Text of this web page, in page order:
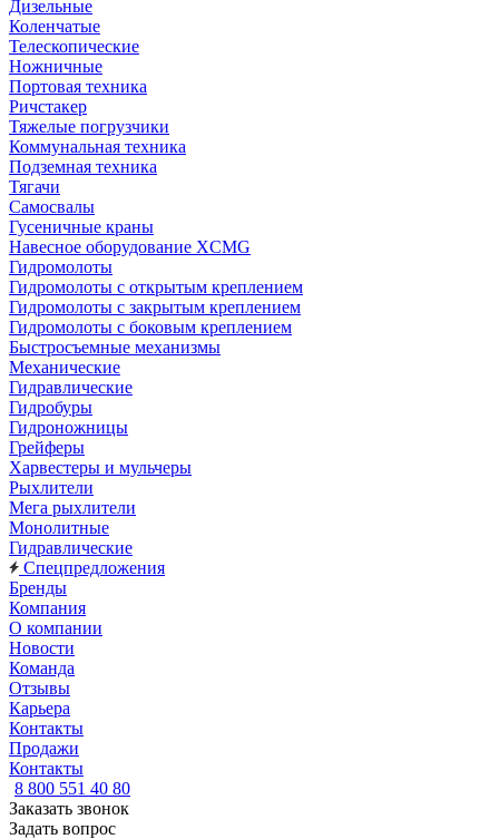
Дизельные
Коленчатые
Телескопические
Ножничные
Портовая техника
Ричстакер
Тяжелые погрузчики
Коммунальная техника
Подземная техника
Тягачи
Самосвалы
Гусеничные краны
Навесное оборудование XCMG
Гидромолоты
Гидромолоты с открытым креплением
Гидромолоты с закрытым креплением
Гидромолоты с боковым креплением
Быстросъемные механизмы
Механические
Гидравлические
Гидробуры
Гидроножницы
Грейферы
Харвестеры и мульчеры
Рыхлители
Мега рыхлители
Монолитные
Гидравлические
Спецпредложения
Бренды
Компания
О компании
Новости
Команда
Отзывы
Карьера
Контакты
Продажи
Контакты
8 800 551 40 80
Заказать звонок
Задать вопрос